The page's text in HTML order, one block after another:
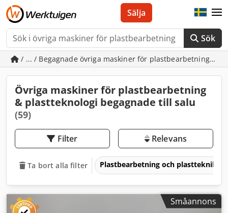
Sök
Sälja
/ ... / Begagnade övriga maskiner för plastbearbetning &
Övriga maskiner för plastbearbetning
& plastteknologi begagnade till salu
(59)
Filter Relevans
Ta bort alla filter Plastbearbetning och plastteknik
Småannons